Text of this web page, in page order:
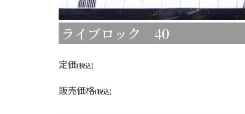
ライブロック 40
定価(税込)
販売価格(税込)